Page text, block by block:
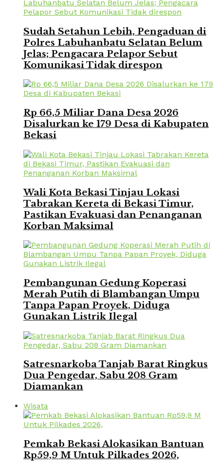
Sudah Setahun Lebih, Pengaduan di
Polres Labuhanbatu Selatan Belum
Jelas; Pengacara Pelapor Sebut
Komunikasi Tidak direspon
Rp 66,5 Miliar Dana Desa 2026
Disalurkan ke 179 Desa di Kabupaten
Bekasi
Wali Kota Bekasi Tinjau Lokasi
Tabrakan Kereta di Bekasi Timur,
Pastikan Evakuasi dan Penanganan
Korban Maksimal
Pembangunan Gedung Koperasi
Merah Putih di Blambangan Umpu
Tanpa Papan Proyek, Diduga
Gunakan Listrik Ilegal
Satresnarkoba Tanjab Barat Ringkus
Dua Pengedar, Sabu 208 Gram
Diamankan
Wisata
Pemkab Bekasi Alokasikan Bantuan
Rp59,9 M Untuk Pilkades 2026,